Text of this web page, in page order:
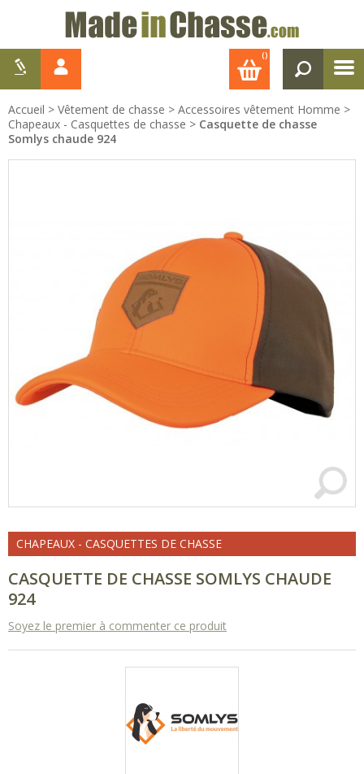
()
Accueil > Vêtement de chasse > Accessoires vêtement Homme >
Chapeaux - Casquettes de chasse > Casquette de chasse
Somlys chaude 924
CHAPEAUX - CASQUETTES DE CHASSE
CASQUETTE DE CHASSE SOMLYS CHAUDE
924
Soyez le premier à commenter ce produit